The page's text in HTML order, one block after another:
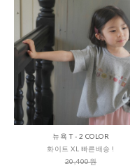
뉴욕 T - 2 COLOR
화이트 XL 빠른배송 !
20,400원